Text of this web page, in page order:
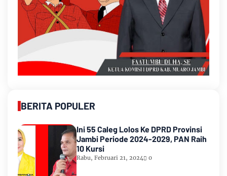
BERITA POPULER
Ini 55 Caleg Lolos Ke DPRD Provinsi
Jambi Periode 2024-2029, PAN Raih
10 Kursi
Rabu, Februari 21, 2024 0